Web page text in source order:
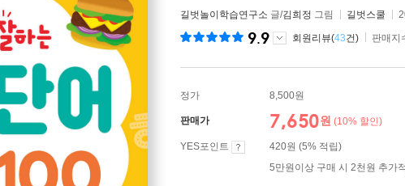
길벗놀이학습연구소 글/김희정 그림 길벗스쿨
9.9 회원리뷰(43건) 판매지
정가 8,500원
판매가 7,650원 (10% 할인)
YES포인트
420원 (5% 적립)
5만원이상 구매 시 2천원 추가